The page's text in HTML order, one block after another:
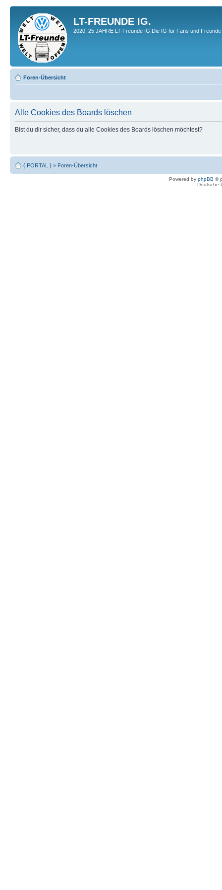
LT-FREUNDE IG.
2020; 25 JAHRE LT-Freunde IG.Die IG für Fans und
Foren-Übersicht
Alle Cookies des Boards löschen
Bist du dir sicher, dass du alle Cookies des Boards löschen möchtest?
{ PORTAL } » Foren-Übersicht
Powered by phpBB ©
Deutsche